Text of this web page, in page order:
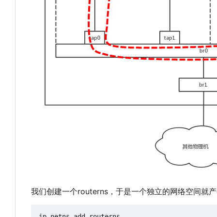
我们创建一个routerns ， 于是一个独立的网络空间就